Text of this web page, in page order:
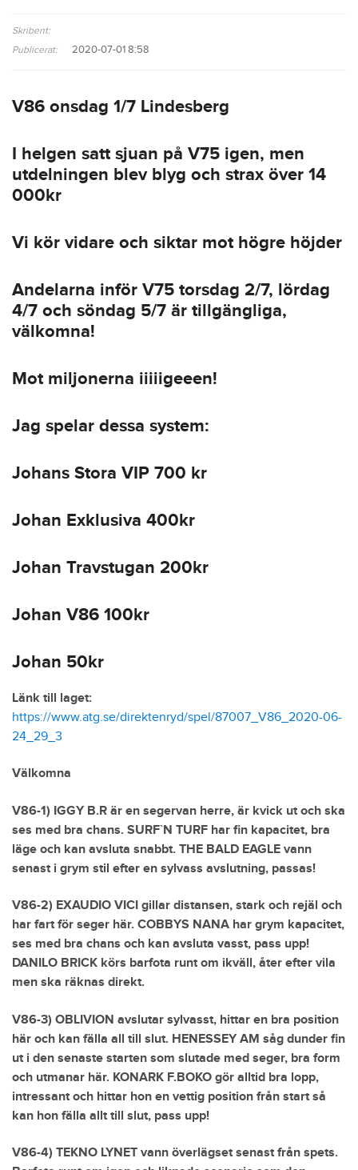
Skribent:
Publicerat:
2020-07-01 8:58
V86 onsdag 1/7 Lindesberg
I helgen satt sjuan på V75 igen, men
utdelningen blev blyg och strax över 14
000kr
Vi kör vidare och siktar mot högre höjder
Andelarna inför V75 torsdag 2/7, lördag
4/7 och söndag 5/7 är tillgängliga,
välkomna!
Mot miljonerna iiiiigeeen!
Jag spelar dessa system:
Johans Stora VIP 700 kr
Johan Exklusiva 400kr
Johan Travstugan 200kr
Johan V86 100kr
Johan 50kr
Länk till laget:
https://www.atg.se/direktenryd/spel/87007_V86_2020-06-
24_29_3
Välkomna
V86-1) IGGY B.R är en segervan herre, är kvick ut och ska
ses med bra chans. SURF`N TURF har fin kapacitet, bra
läge och kan avsluta snabbt. THE BALD EAGLE vann
senast i grym stil efter en sylvass avslutning, passas!
V86-2) EXAUDIO VICI gillar distansen, stark och rejäl och
har fart för seger här. COBBYS NANA har grym kapacitet,
ses med bra chans och kan avsluta vasst, pass upp!
DANILO BRICK körs barfota runt om ikväll, åter efter vila
men ska räknas direkt.
V86-3) OBLIVION avslutar sylvasst, hittar en bra position
här och kan fälla all till slut. HENESSEY AM såg dunder fin
ut i den senaste starten som slutade med seger, bra form
och utmanar här. KONARK F.BOKO gör alltid bra lopp,
intressant och hittar hon en vettig position från start så
kan hon fälla allt till slut, pass upp!
V86-4) TEKNO LYNET vann överlägset senast från spets.